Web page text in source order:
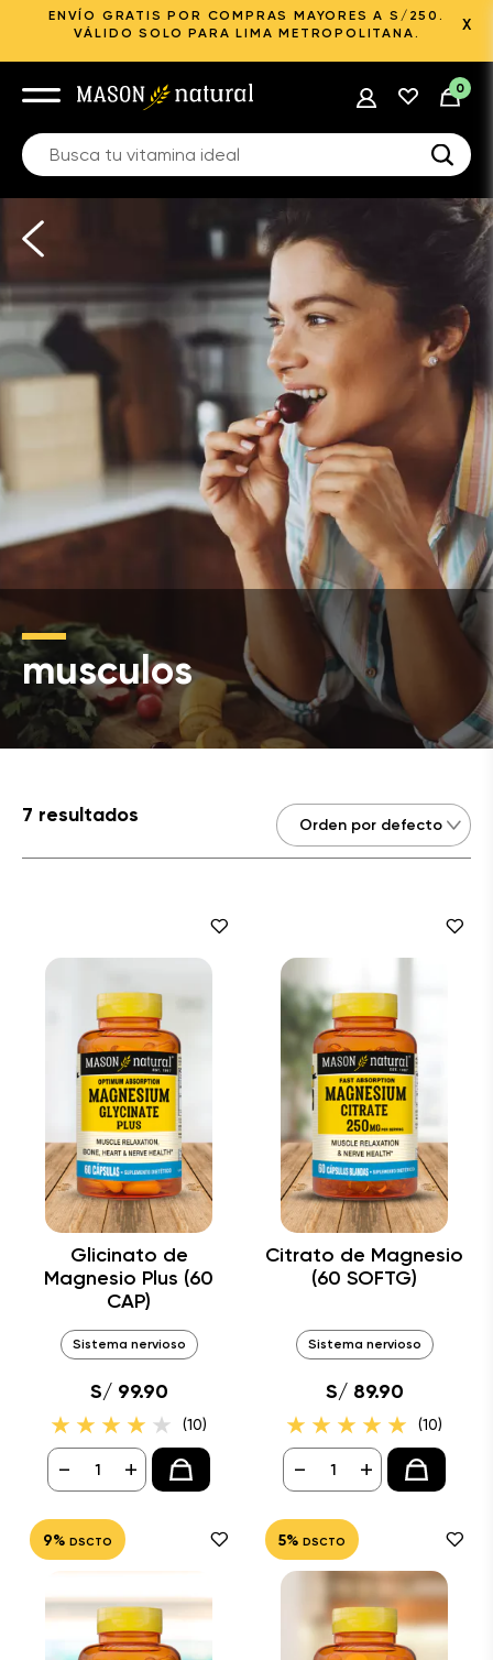
ENVÍO GRATIS POR COMPRAS MAYORES A S/250.
VÁLIDO SOLO PARA LIMA METROPOLITANA.
X
0
musculos
7 resultados
Glicinato de
Magnesio Plus (60
CAP)
Sistema nervioso
S/ 99.90
(10)
- +
Citrato de Magnesio
(60 SOFTG)
Sistema nervioso
S/ 89.90
(10)
- +
9% DSCTO 5% DSCTO